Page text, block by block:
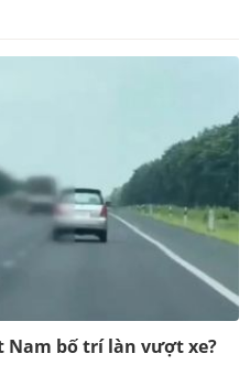
Nam bố trí làn vượt xe?